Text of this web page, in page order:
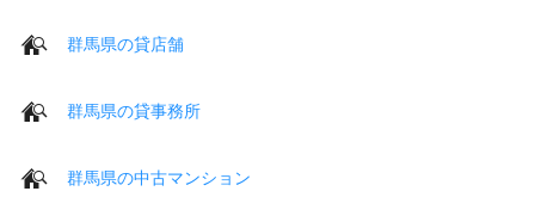
群馬県の貸店舗
群馬県の貸事務所
群馬県の中古マンション